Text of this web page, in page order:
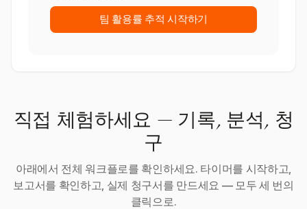
팀 활용률 추적 시작하기
직접 체험하세요 — 기록, 분석, 청
구
아래에서 전체 워크플로를 확인하세요. 타이머를 시작하고,
보고서를 확인하고, 실제 청구서를 만드세요 — 모두 세 번의
클릭으로.